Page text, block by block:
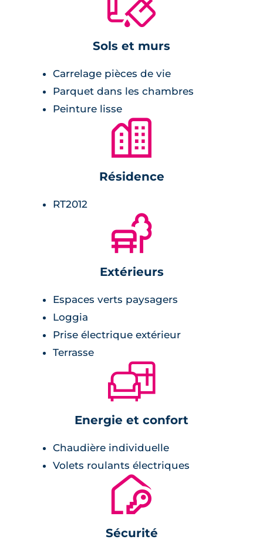
parquet ou carrelage dans toutes les
pièces,
peinture lisse blanche,
volets roulants électriques,
balcon, terrasse ou jardin en guise
double vitrage isolant,
placards intégrés.
Salle de bains :
radiateur sèche-serviette,
carrelage,
cabine de douche ou baignoire selon les
lots.
revêtement stratifié.
Sols et murs
Carrelage pièces de vie
Parquet dans les chambres
Peinture lisse
🏙
Résidence
RT2012
🌲
Extérieurs
Espaces verts paysagers
Loggia
Prise électrique extérieur
Terrasse
🛋
Energie et confort
Chaudière individuelle
Volets roulants électriques
🔐
Sécurité